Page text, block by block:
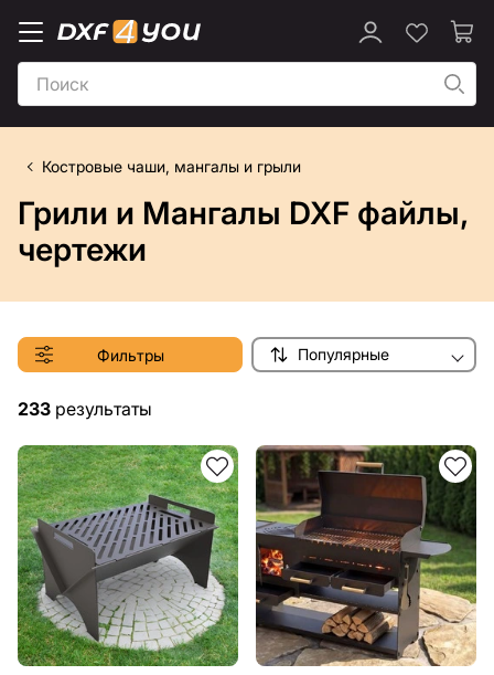
Костровые чаши, мангалы и грыли
Грили и Мангалы DXF файлы,
чертежи
Фильтры Популярные
233 результаты